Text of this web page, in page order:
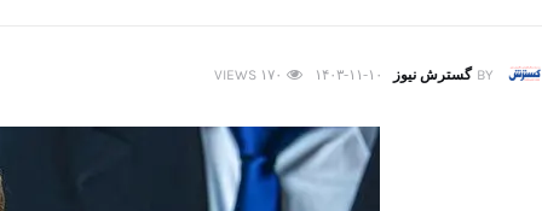
BY گسترش نیوز ۱۴۰۳-۱۱-۱۰ ۱۷۰ VIEWS